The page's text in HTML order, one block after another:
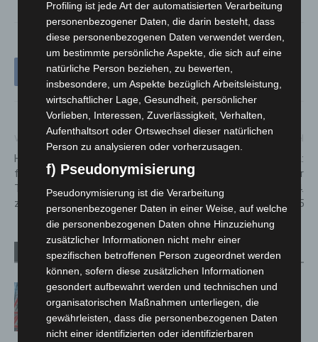
Hannover-Vinnhorst: Polizei
fasst mutmaßlichen
Taschendieb – Ermittlungen
zu weiteren Taten laufen
Fahrplanwechsel ÜSTRA:
Umfangreiche Änderungen für
Busse und Bahnen ab 14.
Dezember 2025
Verwandte Artikel Mehr vom Autor
A2: Zweite Turbobaustelle startet
zwischen Hannover-West und
Bothfeld
Profiling ist jede Art der automatisierten Verarbeitung
personenbezogener Daten, die darin besteht, dass
diese personenbezogenen Daten verwendet werden,
um bestimmte persönliche Aspekte, die sich auf eine
natürliche Person beziehen, zu bewerten,
insbesondere, um Aspekte bezüglich Arbeitsleistung,
wirtschaftlicher Lage, Gesundheit, persönlicher
Vorlieben, Interessen, Zuverlässigkeit, Verhalten,
Aufenthaltsort oder Ortswechsel dieser natürlichen
Person zu analysieren oder vorherzusagen.
f) Pseudonymisierung
Pseudonymisierung ist die Verarbeitung
personenbezogener Daten in einer Weise, auf welche
die personenbezogenen Daten ohne Hinzuziehung
zusätzlicher Informationen nicht mehr einer
spezifischen betroffenen Person zugeordnet werden
können, sofern diese zusätzlichen Informationen
gesondert aufbewahrt werden und technischen und
organisatorischen Maßnahmen unterliegen, die
gewährleisten, dass die personenbezogenen Daten
nicht einer identifizierten oder identifizierbaren